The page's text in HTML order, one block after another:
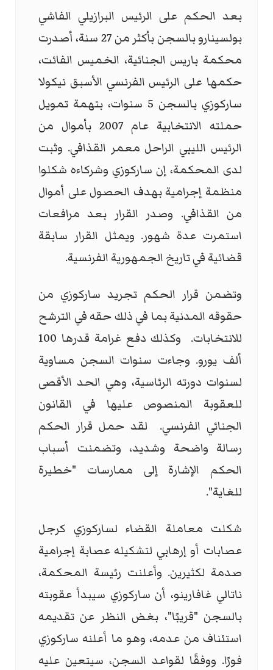
بعد الحكم على الرئيس البرازيلي الفاشي
بولسينارو بالسجن بأكثر من 27 سنة، أصدرت
محكمة باريس الجنائية، الخميس الفائت،
حكمها على الرئيس الفرنسي الأسبق نيكولا
ساركوزي بالسجن 5 سنوات، بتهمة تمويل
حملته الانتخابية عام 2007 بأموال من
الرئيس الليبي الراحل معمر القذافي. وثبت
لدى المحكمة، إن ساركوزي وشركاءه شكلوا
منظمة إجرامية بهدف الحصول على أموال
من القذافي. وصدر القرار بعد مرافعات
استمرت عدة شهور. ويمثل القرار سابقة
قضائية في تاريخ الجمهورية الفرنسية.
وتضمن قرار الحكم تجريد ساركوزي من
حقوقه المدنية بما في ذلك حقه في الترشح
للانتخابات. وكذلك دفع غرامة قدرها 100
ألف يورو. وجاءت سنوات السجن مساوية
لسنوات دورته الرئاسية، وهي الحد الأقصى
للعقوبة المنصوص عليها في القانون
الجنائي الفرنسي. لقد حمل قرار الحكم
رسالة واضحة وشديد، وتضمنت أسباب
الحكم الإشارة إلى ممارسات "خطيرة
للغاية".
شكلت معاملة القضاء لساركوزي كرجل
عصابات أو إرهابي لتشكيله عصابة إجرامية
صدمة لكثيرين. وأعلنت رئيسة المحكمة،
ناتالي غافارينو، أن ساركوزي سيبدأ عقوبته
بالسجن "قريبًا"، بغض النظر عن تقديمه
استئناف من عدمه، وهو ما أعلنه ساركوزي
فورًا. ووفقًا لقواعد السجن، سيتعين عليه